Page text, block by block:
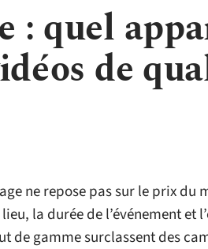
: quel
de
ne repose pas sur le prix du
la durée de l’événement et
de gamme surclassent des